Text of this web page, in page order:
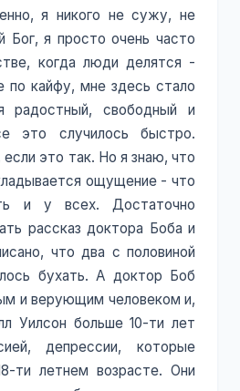
я никого не сужу, не
Бог, я просто очень часто
когда люди делятся -
по кайфу, мне здесь стало
радостный, свободный и
это случилось быстро.
это так. Но я знаю, что
ощущение - что
и у всех. Достаточно
рассказ доктора Боба и
что два с половиной
бухать. А доктор Боб
и верующим человеком и,
Уилсон больше 10-ти лет
депрессии, которые
ти летнем возрасте. Они